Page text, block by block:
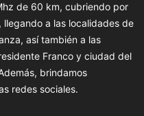
de 60 km, cubriendo por
a las localidades de
así también a las
Franco y ciudad del
brindamos
redes sociales.